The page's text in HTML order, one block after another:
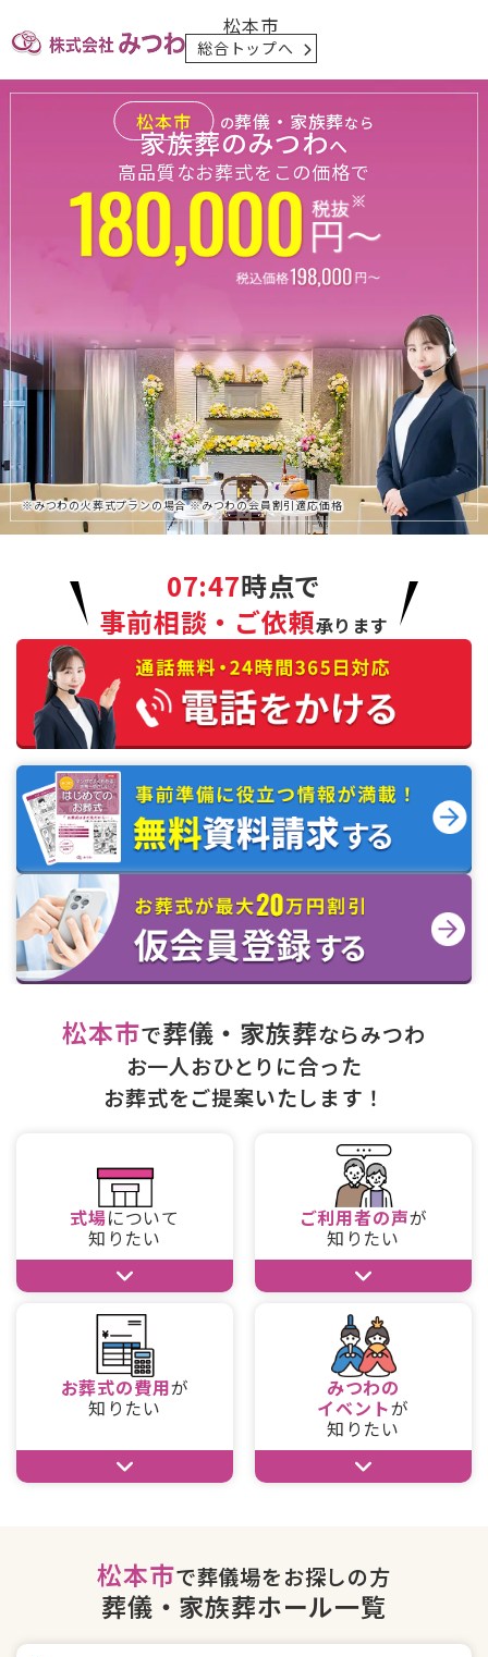
松本市
総合トップへ
松本市 の葬儀・家族葬なら
家族葬のみつわへ
高品質なお葬式をこの価格で
※みつわの火葬式プランの場合 ※みつわの会員割引適応価格
07:47時点で
事前相談・ご依頼承ります
松本市で葬儀・家族葬ならみつわ
お一人おひとりに合った
お葬式をご提案いたします！
式場について
知りたい
ご利用者の声が
知りたい
お葬式の費用が
知りたい
みつわの
イベントが
知りたい
松本市で葬儀場をお探しの方
葬儀・家族葬ホール一覧